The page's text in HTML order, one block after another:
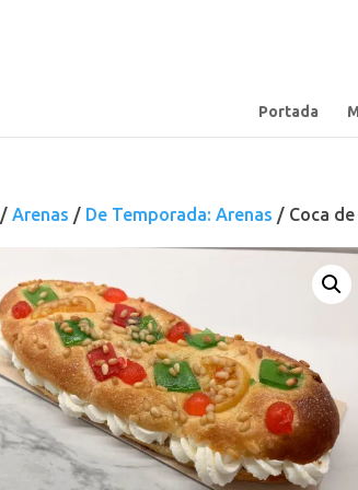
Portada
/Arenas / De Temporada: Arenas / Coca